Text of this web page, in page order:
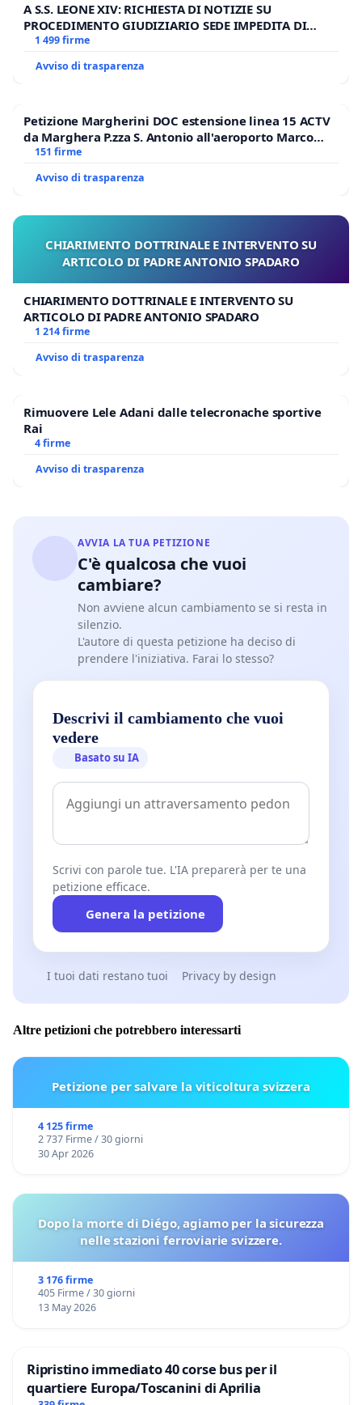
A S.S. LEONE XIV: RICHIESTA DI NOTIZIE SU
PROCEDIMENTO GIUDIZIARIO SEDE IMPEDITA DI
BENEDETTO XVI
1 499 firme
Avviso di trasparenza
Petizione Margherini DOC estensione linea 15 ACTV
da Marghera P.zza S. Antonio all'aeroporto Marco
Polo tariffa a € 1,50
151 firme
Avviso di trasparenza
CHIARIMENTO DOTTRINALE E INTERVENTO SU
ARTICOLO DI PADRE ANTONIO SPADARO
CHIARIMENTO DOTTRINALE E INTERVENTO SU
ARTICOLO DI PADRE ANTONIO SPADARO
1 214 firme
Avviso di trasparenza
Rimuovere Lele Adani dalle telecronache sportive
Rai
4 firme
Avviso di trasparenza
AVVIA LA TUA PETIZIONE
C'è qualcosa che vuoi
cambiare?
Non avviene alcun cambiamento se si resta in
silenzio.
L'autore di questa petizione ha deciso di
prendere l'iniziativa. Farai lo stesso?
Descrivi il cambiamento che vuoi
vedere
Basato su IA
Scrivi con parole tue. L'IA preparerà per te una
petizione efficace.
Genera la petizione
I tuoi dati restano tuoi Privacy by design
Altre petizioni che potrebbero interessarti
Petizione per salvare la viticoltura svizzera
4 125 firme
2 737 Firme / 30 giorni
30 Apr 2026
Dopo la morte di Diégo, agiamo per la sicurezza
nelle stazioni ferroviarie svizzere.
3 176 firme
405 Firme / 30 giorni
13 May 2026
Ripristino immediato 40 corse bus per il
quartiere Europa/Toscanini di Aprilia